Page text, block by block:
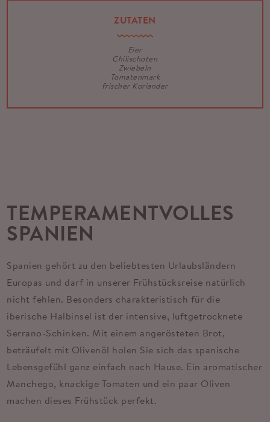
ZUTATEN
Eier
Chilischoten
Zwiebeln
Tomatenmark
frischer Koriander
TEMPERAMENTVOLLES
SPANIEN
Spanien gehört zu den beliebtesten Urlaubsländern
Europas und darf in unserer Frühstücksreise natürlich
nicht fehlen. Besonders charakteristisch für die
iberische Halbinsel ist der intensive, luftgetrocknete
Serrano-Schinken. Mit einem angerösteten Brot,
beträufelt mit Olivenöl holen Sie sich das spanische
Lebensgefühl ganz einfach nach Hause. Ein aromatischer
Manchego, knackige Tomaten und ein paar Oliven
machen dieses Frühstück perfekt.